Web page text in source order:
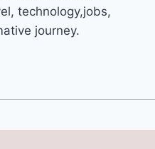
technology,jobs,
journey.